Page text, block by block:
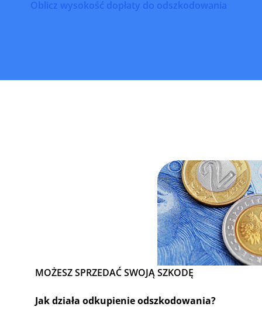
Oblicz wysokość dopłaty do odszkodowania
MOŻESZ SPRZEDAĆ SWOJĄ SZKODĘ
Jak działa odkupienie odszkodowania?